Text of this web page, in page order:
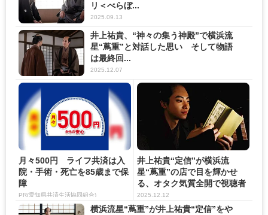
リ＜べらぼ...
2025.09.13
井上祐貴、“神々の集う神殿”で横浜流
星“蔦重”と対話した思い そして物語
は最終回...
2025.12.07
月々500円 ライフ共済は入
院・手術・死亡を85歳まで保
障
PR(愛知県共済生活協同組合)
井上祐貴“定信”が横浜流
星“蔦重”の店で目を輝かせ
る、オタク気質全開で視聴者
「憎...
2025.12.12
横浜流星“蔦重”が井上祐貴“定信”をや